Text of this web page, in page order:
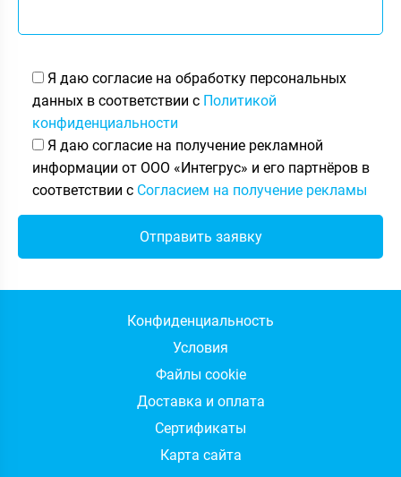
Я даю согласие на обработку персональных
данных в соответствии с Политикой
конфиденциальности
Я даю согласие на получение рекламной
информации от ООО «Интегрус» и его партнёров в
соответствии с Согласием на получение рекламы
Конфиденциальность
Условия
Файлы cookie
Доставка и оплата
Сертификаты
Карта сайта